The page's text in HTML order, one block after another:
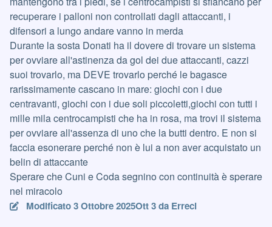
recuperare i palloni non controllati dagli attaccanti, i
difensori a lungo andare vanno in merda
Durante la sosta Donati ha il dovere di trovare un sistema
per ovviare all'astinenza da gol dei due attaccanti, cazzi
suoi trovarlo, ma DEVE trovarlo perché le bagasce
rarissimamente cascano in mare: giochi con i due
centravanti, giochi con i due soli piccoletti,giochi con tutti i
mille mila centrocampisti che ha in rosa, ma trovi il sistema
per ovviare all'assenza di uno che la butti dentro. E non si
faccia esonerare perché non è lui a non aver acquistato un
belin di attaccante
Sperare che Cuni e Coda segnino con continuità è sperare
nel miracolo
Modificato3 Ottobre 2025Ott 3da Erreci